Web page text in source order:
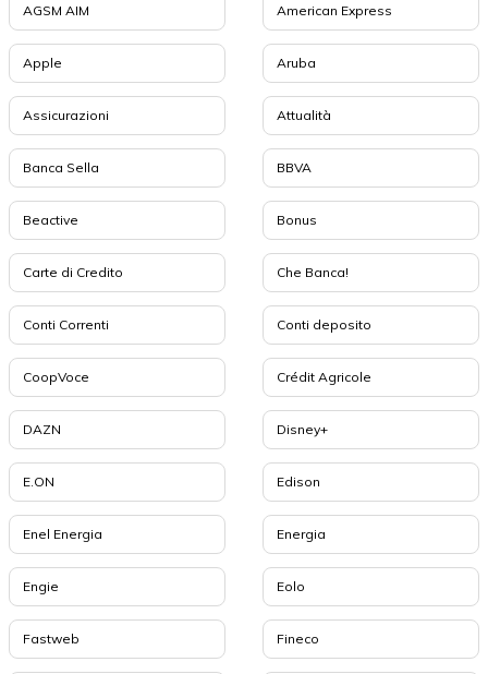
AGSM AIM American Express
Apple Aruba
Assicurazioni Attualità
Banca Sella BBVA
Beactive Bonus
Carte di Credito Che Banca!
Conti Correnti Conti deposito
CoopVoce Crédit Agricole
DAZN Disney+
E.ON Edison
Enel Energia Energia
Engie Eolo
Fastweb Fineco